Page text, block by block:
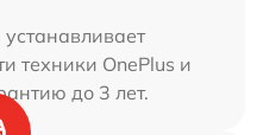
техники OnePlus и
до 3 лет.